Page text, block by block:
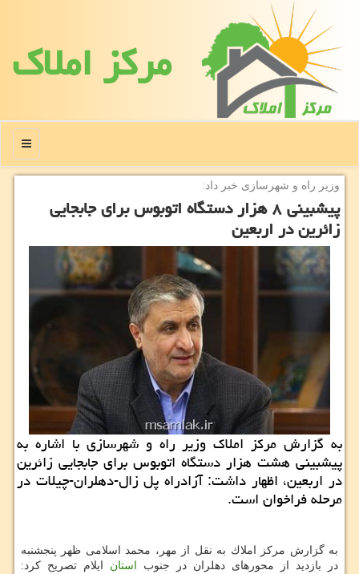
مركز املاك
منو
وزیر راه و شهرسازی خبر داد:
پیشبینی ۸ هزار دستگاه اتوبوس برای جابجایی
زائرین در اربعین
به گزارش مركز املاك وزیر راه و شهرسازی با اشاره به
پیشبینی هشت هزار دستگاه اتوبوس برای جابجایی زائرین
در اربعین، اظهار داشت: آزادراه پل زال-دهلران-چیلات در
مرحله فراخوان است.
به گزارش مركز املاك به نقل از مهر، محمد اسلامی ظهر پنجشنبه
در بازدید از محورهای دهلران در جنوب
استان ایلام تصریح كرد: